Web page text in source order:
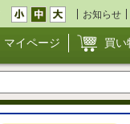
お知らせ
マイページ 買い